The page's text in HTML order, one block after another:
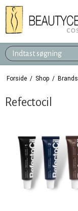
Forside / Shop / Brands
Refectocil